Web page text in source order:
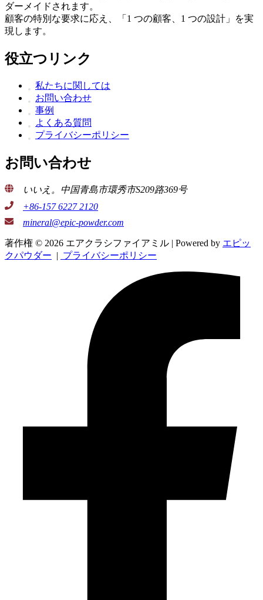
ダーメイドされます。
顧客の特別な要求に応え、「1 つの顧客、1 つの設計」を実
現します。
役立つリンク
私たちに関しては
お問い合わせ
事例
よくある質問
プライバシーポリシー
お問い合わせ
いいえ。中国青島市環秀市S209路369号
+86-157 6227 2120
mineral@epic-powder.com
著作権 © 2026 エアクラシファイアミル | Powered by エピッ
クパウダー | プライバシーポリシー